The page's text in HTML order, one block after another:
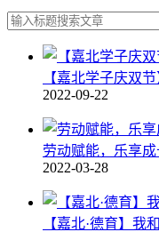
【嘉北学子庆双
2022-09-22
劳动赋能，乐享
2022-03-28
【嘉北·德育】我